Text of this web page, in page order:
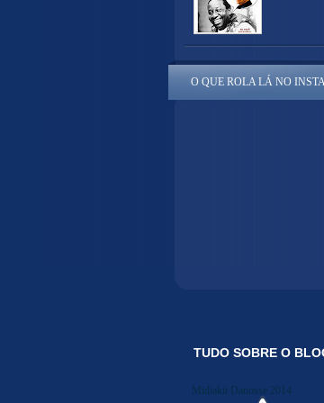
O QUE ROLA LÁ NO
TUDO SOBRE O
Midiakit Danosse 2014